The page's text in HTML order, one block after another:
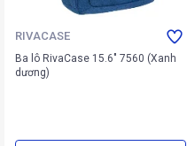
RIVACASE
Ba lô RivaCase 15.6" 7560 (Xanh
dương)